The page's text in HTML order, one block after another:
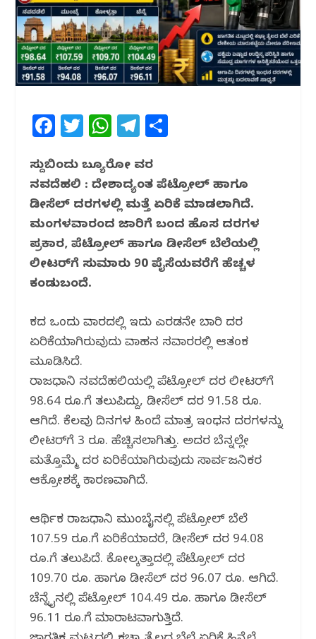
F
c
e
b
o
o
k
T
itt
e
r
W
at
s
A
p
p
T
e
g
ra
m
ar
e
ಸುದ್ದಿಬಿಂದು ಬ್ಯೂರೋ ವರದಿ
ನವದೆಹಲಿ : ದೇಶಾದ್ಯಂತ ಪೆಟ್ರೋಲ್ ಹಾಗೂ
ಡೀಸೆಲ್ ದರಗಳಲ್ಲಿ ಮತ್ತೆ ಏರಿಕೆ ಮಾಡಲಾಗಿದೆ.
ಮಂಗಳವಾರದಿಂದ ಜಾರಿಗೆ ಬಂದ ಹೊಸ ದರಗಳ
ಪ್ರಕಾರ, ಪೆಟ್ರೋಲ್ ಹಾಗೂ ಡೀಸೆಲ್ ಬೆಲೆಯಲ್ಲಿ
ಲೀಟರ್‌ಗೆ ಸುಮಾರು 90 ಪೈಸೆಯವರೆಗೆ ಹೆಚ್ಚಳ
ಕಂಡುಬಂದಿದೆ.
ಕಳೆದ ಒಂದು ವಾರದಲ್ಲಿ ಇದು ಎರಡನೇ ಬಾರಿ ದರ
ಏರಿಕೆಯಾಗಿರುವುದು ವಾಹನ ಸವಾರರಲ್ಲಿ ಆತಂಕ
ಮೂಡಿಸಿದೆ.
ರಾಜಧಾನಿ ನವದೆಹಲಿಯಲ್ಲಿ ಪೆಟ್ರೋಲ್ ದರ ಲೀಟರ್‌ಗೆ
98.64 ರೂ.ಗೆ ತಲುಪಿದ್ದು, ಡೀಸೆಲ್ ದರ 91.58 ರೂ.
ಆಗಿದೆ. ಕೆಲವು ದಿನಗಳ ಹಿಂದೆ ಮಾತ್ರ ಇಂಧನ ದರಗಳನ್ನು
ಲೀಟರ್‌ಗೆ 3 ರೂ. ಹೆಚ್ಚಿಸಲಾಗಿತ್ತು. ಅದರ ಬೆನ್ನಲ್ಲೇ
ಮತ್ತೊಮ್ಮೆ ದರ ಏರಿಕೆಯಾಗಿರುವುದು ಸಾರ್ವಜನಿಕರ
ಆಕ್ರೋಶಕ್ಕೆ ಕಾರಣವಾಗಿದೆ.
ಆರ್ಥಿಕ ರಾಜಧಾನಿ ಮುಂಬೈನಲ್ಲಿ ಪೆಟ್ರೋಲ್ ಬೆಲೆ
107.59 ರೂ.ಗೆ ಏರಿಕೆಯಾದರೆ, ಡೀಸೆಲ್ ದರ 94.08
ರೂ.ಗೆ ತಲುಪಿದೆ. ಕೋಲ್ಕತ್ತಾದಲ್ಲಿ ಪೆಟ್ರೋಲ್ ದರ
109.70 ರೂ. ಹಾಗೂ ಡೀಸೆಲ್ ದರ 96.07 ರೂ. ಆಗಿದೆ.
ಚೆನ್ನೈನಲ್ಲಿ ಪೆಟ್ರೋಲ್ 104.49 ರೂ. ಹಾಗೂ ಡೀಸೆಲ್
96.11 ರೂ.ಗೆ ಮಾರಾಟವಾಗುತ್ತಿದೆ.